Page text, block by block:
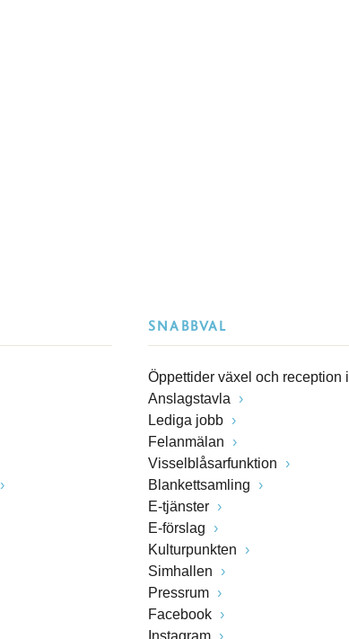
SNABBVAL
Öppettider växel och reception
Anslagstavla
Lediga jobb
Felanmälan
Visselblåsarfunktion
Blankettsamling
E-tjänster
E-förslag
Kulturpunkten
Simhallen
Pressrum
Facebook
Instagram